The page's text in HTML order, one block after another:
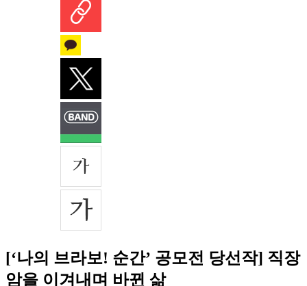
[‘나의 브라보! 순간’ 공모전 당선작] 직장
암을 이겨내며 바뀐 삶